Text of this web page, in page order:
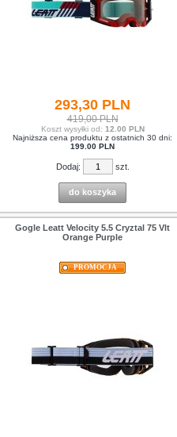
293,30 PLN
419,00 PLN
Koszt wysyłki od: 12.00 PLN
Najniższa cena produktu z ostatnich 30 dni:
199.00 PLN
Dodaj: szt.
do koszyka
Gogle Leatt Velocity 5.5 Cryztal 75 Vlt
Orange Purple
PROMOCJA